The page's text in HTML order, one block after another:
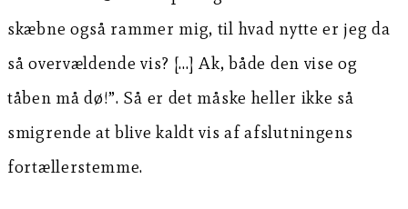
skæbne også rammer mig, til hvad nytte er jeg da
så overvældende vis? […] Ak, både den vise og
tåben må dø!”. Så er det måske heller ikke så
smigrende at blive kaldt vis af afslutningens
fortællerstemme.